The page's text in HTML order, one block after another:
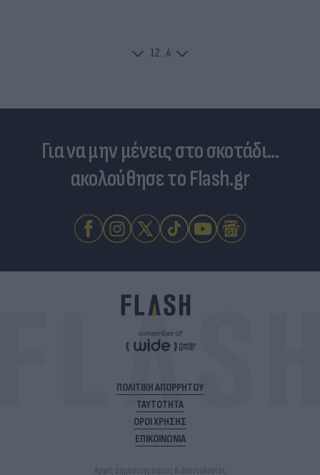
12...4
Για να μην μένεις στο σκοτάδι...
ακολούθησε το Flash.gr
ΠΟΛΙΤΙΚΗ ΑΠΟΡΡΗΤΟΥ
ΤΑΥΤΟΤΗΤΑ
ΟΡΟΙ ΧΡΗΣΗΣ
ΕΠΙΚΟΙΝΩΝΙΑ
Αρχές Δημοσιογραφίας & Δεοντολογίας